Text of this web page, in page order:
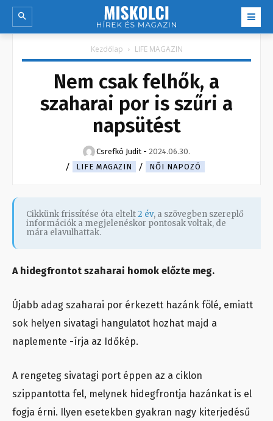
Kezdőlap LIFE MAGAZIN
Nem csak felhők, a
szaharai por is szűri a
napsütést
Csrefkó Judit - 2024.06.30.
LIFE MAGAZIN
NŐI NAPOZÓ
Cikkünk frissítése óta eltelt2 év, a szövegben szereplő
információk a megjelenéskor pontosak voltak, de
mára elavulhattak.
A hidegfrontot szaharai homok előzte meg.
Újabb adag szaharai por érkezett hazánk fölé, emiatt
sok helyen sivatagi hangulatot hozhat majd a
naplemente -írja az Időkép.
A rengeteg sivatagi port éppen az a ciklon
szippantotta fel, melynek hidegfrontja hazánkat is el
fogja érni. Ilyen esetekben gyakran nagy kiterjedésű